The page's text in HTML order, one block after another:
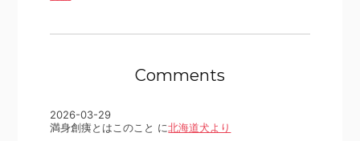
Comments
2026-03-29
満身創痍とはこのこと に北海道犬より